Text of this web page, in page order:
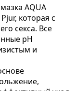
AQUA
которая с
секса. Все
pH
и